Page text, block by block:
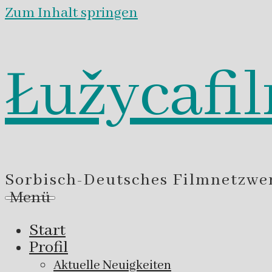
Zum Inhalt springen
Sorbisch-Deutsches
Menü
Start
Profil
Aktuelle Neuigkeiten